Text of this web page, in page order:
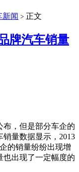
新闻 > 正文
牌汽车销量
布，但是部分车企的
量数据显示，2013
的销量纷纷出现增
也出现了一定幅度的